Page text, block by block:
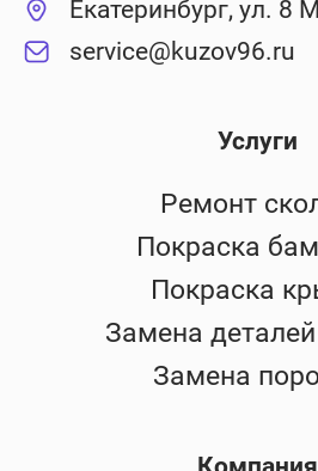
Услуги
Ремонт
Покраска
Покраска
Замена
Замена
Екатеринбург, ул. 8
service@kuzov96.ru